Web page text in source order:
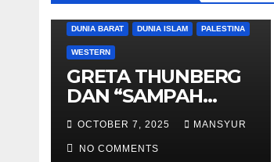
DUNIA BARAT DUNIA ISLAM PALESTINA
WESTERN
GRETA THUNBERG
DAN “SAMPAH
BERSORBAN”
OCTOBER 7, 2025 MANSYUR
NO COMMENTS